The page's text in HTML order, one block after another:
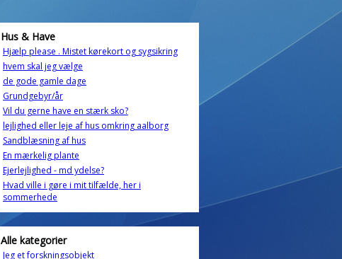
Hus & Have
Hjælp please . Mistet kørekort og sygsikring
hvem skal jeg vælge
de gode gamle dage
Grundgebyr/år
Vil du gerne have en stærk sko?
lejlighed eller leje af hus omkring aalborg
Sandblæsning af hus
En mærkelig plante
Ejerlejlighed - md ydelse?
Hvad ville i gøre i mit tilfælde, her i
sommerhede
Alle kategorier
Jeg et forskningsobjekt